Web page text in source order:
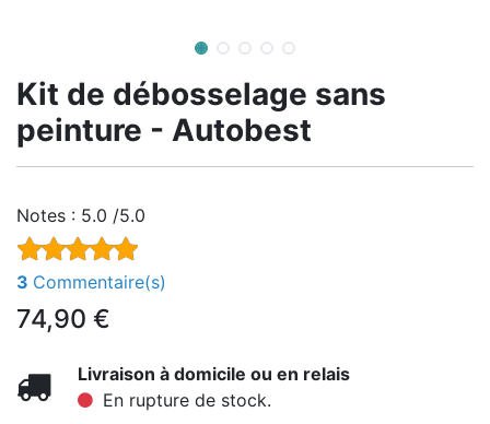
Kit de débosselage sans
peinture - Autobest
Notes : 5.0 /5.0
3 Commentaire(s)
74,90 €
Livraison à domicile ou en relais
En rupture de stock.